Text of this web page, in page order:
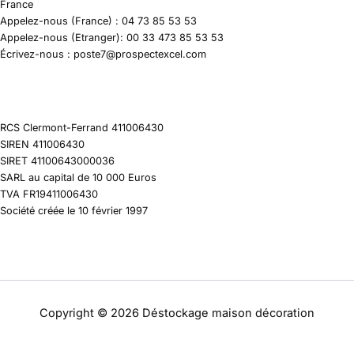
France
Appelez-nous (France) : 04 73 85 53 53
Appelez-nous (Etranger): 00 33 473 85 53 53
Écrivez-nous : poste7@prospectexcel.com
RCS Clermont-Ferrand 411006430
SIREN 411006430
SIRET 41100643000036
SARL au capital de 10 000 Euros
TVA FR19411006430
Société créée le 10 février 1997
Copyright © 2026 Déstockage maison décoration